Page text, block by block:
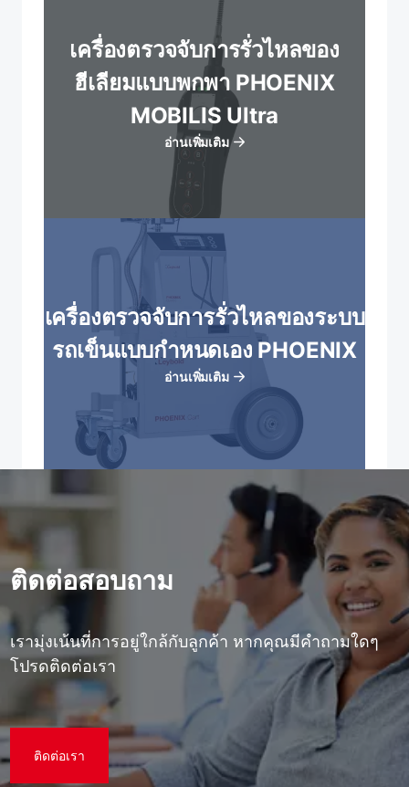
เครื่องตรวจจับการรั่วไหลของ
ฮีเลียมแบบพกพา PHOENIX
MOBILIS Ultra
อ่านเพิ่มเติม
เครื่องตรวจจับการรั่วไหลของระบบ
รถเข็นแบบกําหนดเอง PHOENIX
อ่านเพิ่มเติม
ติดต่อสอบถาม
เรามุ่งเน้นที่การอยู่ใกล้กับลูกค้า หากคุณมีคําถามใดๆ
โปรดติดต่อเรา
ติดต่อเรา